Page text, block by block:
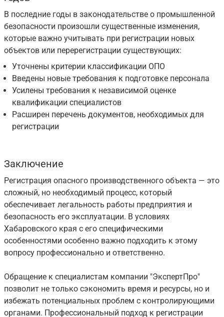
В последние годы в законодательстве о промышленной
безопасности произошли существенные изменения,
которые важно учитывать при регистрации новых
объектов или перерегистрации существующих:
Уточнены критерии классификации ОПО
Введены новые требования к подготовке персонала
Усилены требования к независимой оценке
квалификации специалистов
Расширен перечень документов, необходимых для
регистрации
Заключение
Регистрация опасного производственного объекта — это
сложный, но необходимый процесс, который
обеспечивает легальность работы предприятия и
безопасность его эксплуатации. В условиях
Хабаровского края с его специфическими
особенностями особенно важно подходить к этому
вопросу профессионально и ответственно.
Обращение к специалистам компании "ЭкспертПро"
позволит не только сэкономить время и ресурсы, но и
избежать потенциальных проблем с контролирующими
органами. Профессиональный подход к регистрации